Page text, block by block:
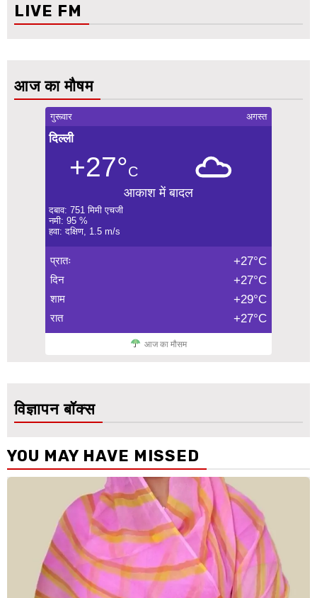
LIVE FM
आज का मौषम
गुरूवार अगस्त
दिल्ली
+27°C
आकाश में बादल
दबाव: 751 मिमी एचजी
नमी: 95 %
हवा: दक्षिण, 1.5 m/s
प्रातः +27°C
दिन +27°C
शाम +29°C
रात +27°C
आज का मौसम
विज्ञापन बॉक्स
YOU MAY HAVE MISSED